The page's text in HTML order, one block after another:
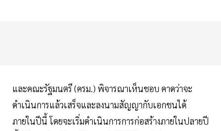
และคณะรัฐมนตรี (ครม.) พิจารณาเห็นชอบ คาดว่าจะ
ดำเนินการแล้วเสร็จและลงนามสัญญากับเอกชนได้
ภายในปีนี้ โดยจะเริ่มดำเนินการการก่อสร้างภายในปลายปี